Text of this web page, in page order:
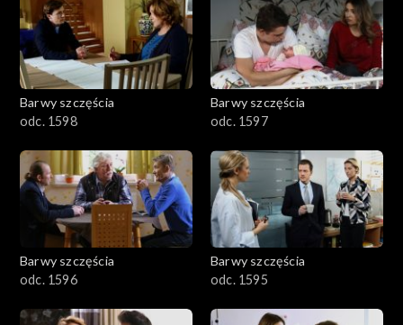
2801–2900
2701–2800
2501–2600
2401–2500
2301–2400
2201–2300
Barwy szczęścia
odc. 1598
Barwy szczęścia
odc. 1597
Barwy szczęścia
odc. 1596
Barwy szczęścia
odc. 1595